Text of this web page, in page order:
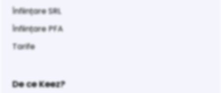
Înființare SRL
Înființare PFA
Tarife
De ce Keez?